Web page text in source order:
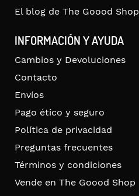
El blog de The Goood Shop
INFORMACIÓN Y AYUDA
Cambios y Devoluciones
Contacto
Envíos
Pago ético y seguro
Política de privacidad
Preguntas frecuentes
Términos y condiciones
Vende en The Goood Shop